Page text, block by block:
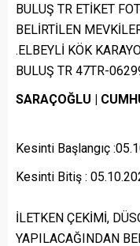
BULUŞ TR ETİKET
BELİRTİLEN
.ELBEYLİ KÖK
BULUŞ TR 47TR-
SARAÇOĞLU |
Kesinti Başlangıç
Kesinti Bitiş :
İLETKEN ÇEKİMİ,
YAPILACAĞINDAN